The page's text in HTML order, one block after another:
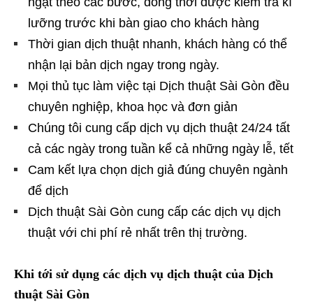
lưỡng trước khi bàn giao cho khách hàng
Thời gian dịch thuật nhanh, khách hàng có thể
nhận lại bản dịch ngay trong ngày.
Mọi thủ tục làm việc tại Dịch thuật Sài Gòn đều
chuyên nghiệp, khoa học và đơn giản
Chúng tôi cung cấp dịch vụ dịch thuật 24/24 tất
cả các ngày trong tuần kể cả những ngày lễ, tết
Cam kết lựa chọn dịch giả đúng chuyên ngành
để dịch
Dịch thuật Sài Gòn cung cấp các dịch vụ dịch
thuật với chi phí rẻ nhất trên thị trường.
Khi tới sử dụng các dịch vụ dịch thuật của Dịch
thuật Sài Gòn